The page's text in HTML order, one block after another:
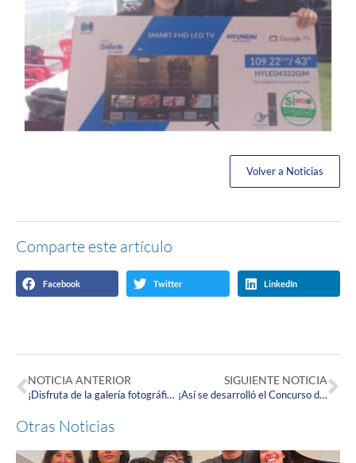
Volver a Noticias
Comparte este artículo
Facebook Twitter LinkedIn
NOTICIA ANTERIOR
¡Disfruta de la galería fotográfica del primer día de la Semana de Puertas Abiertas 2023!
SIGUIENTE NOTICIA
¡Así se desarrolló el Concurso de Talento Artístico Corpista en la Semana de Puertas Abiertas 2023!
Otras Noticias